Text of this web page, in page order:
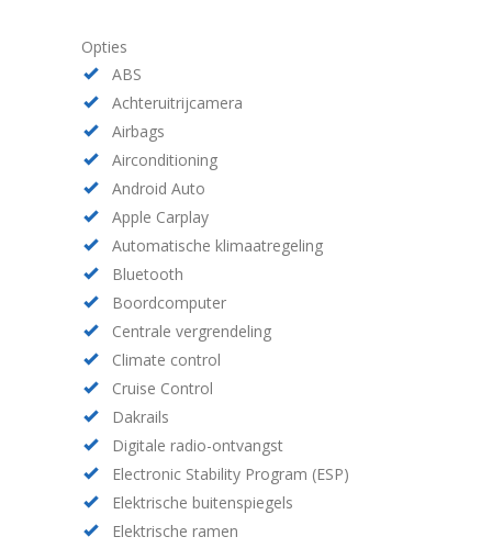
Opties
ABS
Achteruitrijcamera
Airbags
Airconditioning
Android Auto
Apple Carplay
Automatische klimaatregeling
Bluetooth
Boordcomputer
Centrale vergrendeling
Climate control
Cruise Control
Dakrails
Digitale radio-ontvangst
Electronic Stability Program (ESP)
Elektrische buitenspiegels
Elektrische ramen